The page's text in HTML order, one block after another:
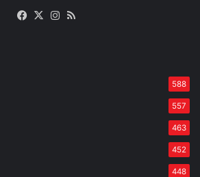
Facebook
X Instagram
588
557
463
452
448